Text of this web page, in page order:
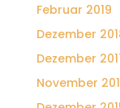
Februar 2019
Dezember
Dezember
November